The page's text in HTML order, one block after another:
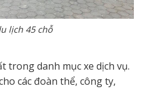
lịch 45 chỗ
trong danh mục xe dịch vụ.
các đoàn thể, công ty,